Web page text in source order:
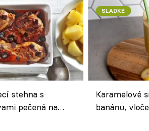
stehna s
pečená na
SLADKÉ
Karamelové
banánu,